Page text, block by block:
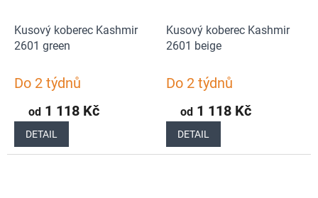
Kusový koberec Kashmir
2601 green
Do 2 týdnů
od 1 118 Kč
DETAIL
Kusový koberec Kashmir
2601 beige
Do 2 týdnů
od 1 118 Kč
DETAIL